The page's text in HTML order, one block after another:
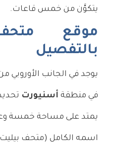
يتكوَّن من خمس قاعات.
موقع
بالتفصيل
يوجد في الجانب الأوروبي
في منطقة أسنيورت
يمتد على مساحة خمسة
اسمه الكامل (متحف